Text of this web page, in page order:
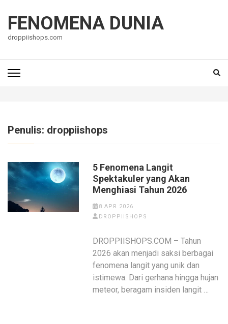
konten
(Tekan
FENOMENA DUNIA
droppiishops.com
Penulis: droppiishops
5 Fenomena Langit
Spektakuler yang Akan
Menghiasi Tahun 2026
8 APR 2026
DROPPIISHOPS
DROPPIISHOPS.COM – Tahun
2026 akan menjadi saksi berbagai
fenomena langit yang unik dan
istimewa. Dari gerhana hingga hujan
meteor, beragam insiden langit …